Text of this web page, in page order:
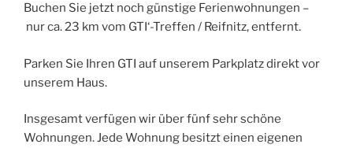
Buchen Sie jetzt noch günstige Ferienwohnungen –
nur ca. 23 km vom GTI‘-Treffen / Reifnitz, entfernt.
Parken Sie Ihren GTI auf unserem Parkplatz direkt vor
unserem Haus.
Insgesamt verfügen wir über fünf sehr schöne
Wohnungen. Jede Wohnung besitzt einen eigenen